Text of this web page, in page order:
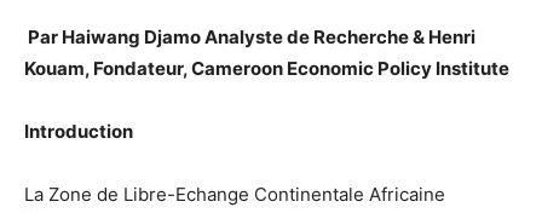
Par Haiwang Djamo Analyste de Recherche & Henri
Kouam, Fondateur, Cameroon Economic Policy Institute
Introduction
La Zone de Libre-Echange Continentale Africaine